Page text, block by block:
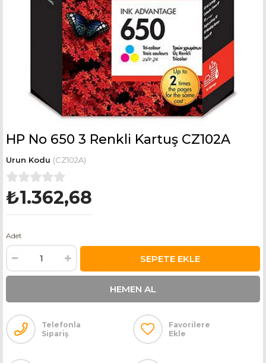
HP No 650 3 Renkli Kartuş CZ102A
(CZ102A)
₺1.362,68
Adet
Telefonla
Sipariş
Favorilere
Ekle